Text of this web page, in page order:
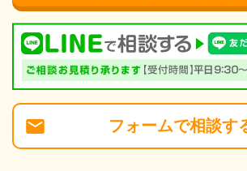
フォームで相談す